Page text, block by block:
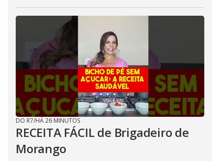
DO R7/HÁ 26 MINUTOS
RECEITA FÁCIL de Brigadeiro de
Morango